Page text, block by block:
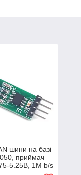
шини на базі
приймач
5.25В, 1M b/s